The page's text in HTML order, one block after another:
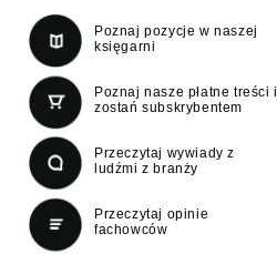
Poznaj pozycje w naszej
księgarni
Poznaj nasze płatne treści i
zostań subskrybentem
Przeczytaj wywiady z
ludźmi z branży
Przeczytaj opinie
fachowców